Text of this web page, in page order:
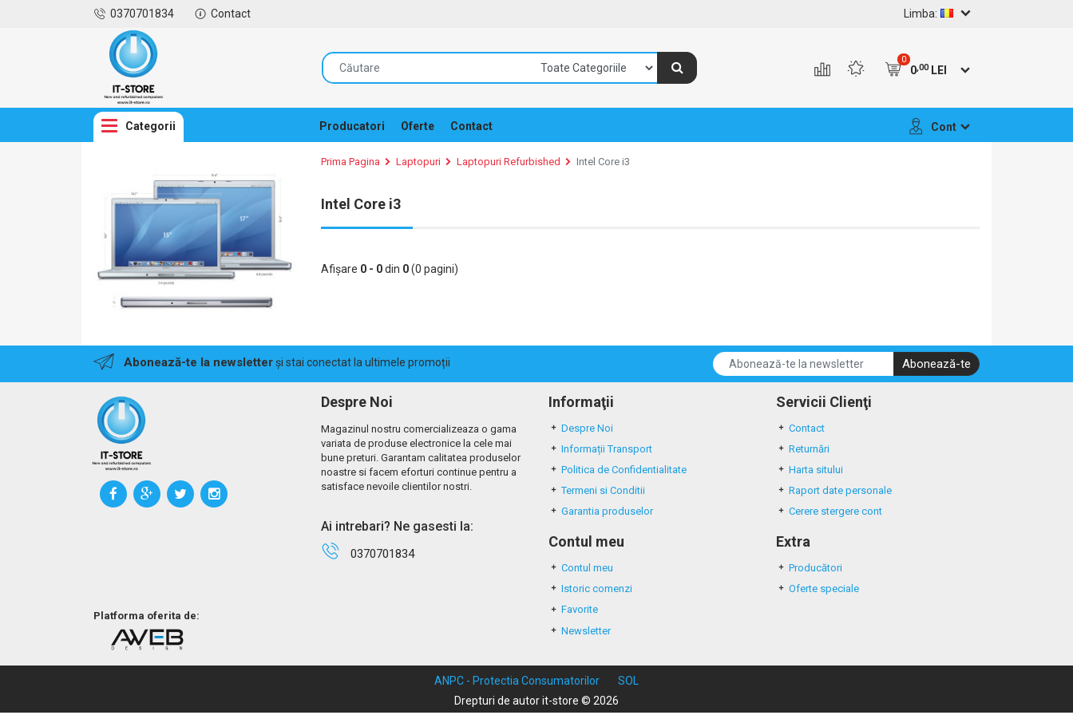
0370701834 Contact Limba:
0
0,00LEI
Categorii Producatori Oferte Contact Cont
Prima Pagina Laptopuri Laptopuri Refurbished Intel Core i3
Intel Core i3
Afişare 0 - 0din 0(0 pagini)
Abonează-te la newsletterși stai conectat la ultimele promoții Abonează-te
Platforma oferita de:
Despre Noi
Magazinul nostru comercializeaza o gama
variata de produse electronice la cele mai
bune preturi. Garantam calitatea produselor
noastre si facem eforturi continue pentru a
satisface nevoile clientilor nostri.
Ai intrebari? Ne gasesti la:
0370701834
Informaţii
Despre Noi
Informații Transport
Politica de Confidentialitate
Termeni si Conditii
Garantia produselor
Servicii Clienţi
Contact
Returnări
Harta sitului
Raport date personale
Cerere stergere cont
Contul meu
Contul meu
Istoric comenzi
Favorite
Newsletter
Extra
Producători
Oferte speciale
ANPC - Protectia Consumatorilor
SOL
Drepturi de autor it-store © 2026